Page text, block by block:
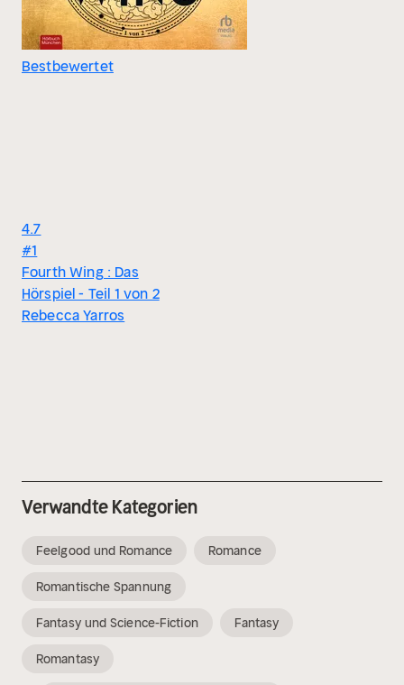
Bestbewertet
4.7
#1
Fourth Wing : Das
Hörspiel - Teil 1 von 2
Rebecca Yarros
Verwandte Kategorien
Feelgood und Romance Romance
Romantische Spannung
Fantasy und Science-Fiction Fantasy
Romantasy